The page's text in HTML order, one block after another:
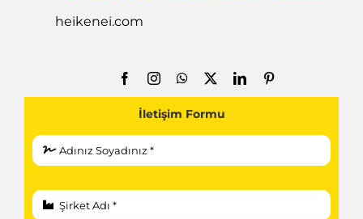
heikenei.com
İletişim Formu